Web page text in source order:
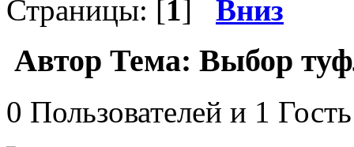
Страницы: [1] Вниз
Автор Тема: Выбор
0 Пользователей и 1